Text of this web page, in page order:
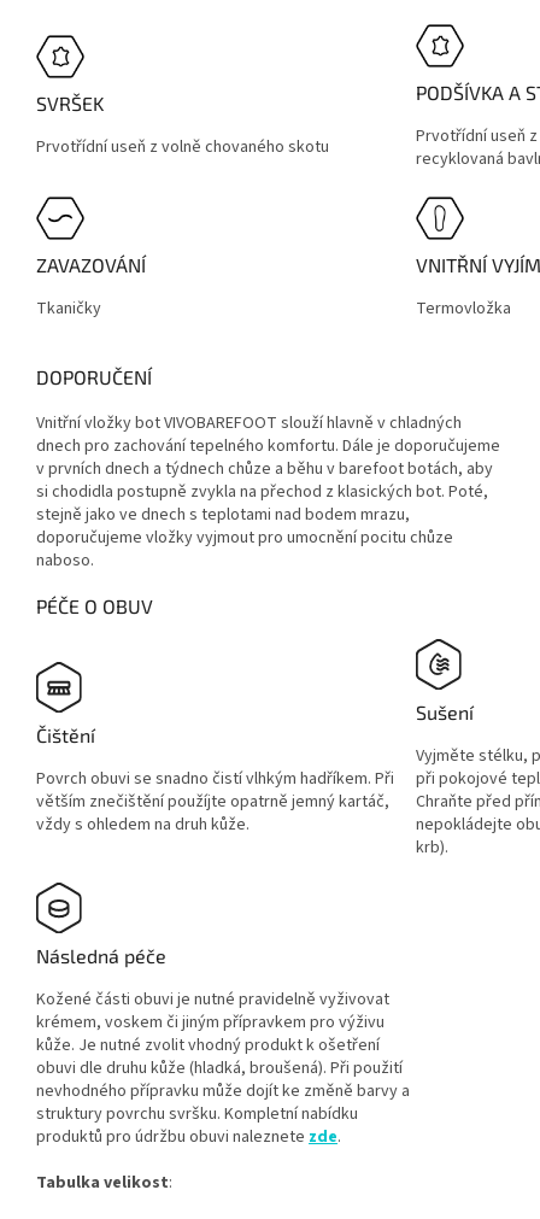
SVRŠEK
Prvotřídní useň z volně chovaného skotu
PODŠÍVKA A
Prvotřídní useň
recyklovaná
ZAVAZOVÁNÍ
Tkaničky
VNITŘNÍ
Termovložka
DOPORUČENÍ
Vnitřní vložky bot VIVOBAREFOOT slouží hlavně v chladných
dnech pro zachování tepelného komfortu. Dále je doporučujeme
v prvních dnech a týdnech chůze a běhu v barefoot botách, aby
si chodidla postupně zvykla na přechod z klasických bot. Poté,
stejně jako ve dnech s teplotami nad bodem mrazu,
doporučujeme vložky vyjmout pro umocnění pocitu chůze
naboso.
PÉČE O OBUV
Čištění
Povrch obuvi se snadno čistí vlhkým hadříkem. Při
větším znečištění použíjte opatrně jemný kartáč,
vždy s ohledem na druh kůže.
Sušení
Vyjměte stélku,
při pokojové
Chraňte před
nepokládejte
krb).
Následná péče
Kožené části obuvi je nutné pravidelně vyživovat
krémem, voskem či jiným přípravkem pro výživu
kůže. Je nutné zvolit vhodný produkt k ošetření
obuvi dle druhu kůže (hladká, broušená). Při použití
nevhodného přípravku může dojít ke změně barvy a
struktury povrchu svršku. Kompletní nabídku
produktů pro údržbu obuvi naleznete zde.
Tabulka velikost: